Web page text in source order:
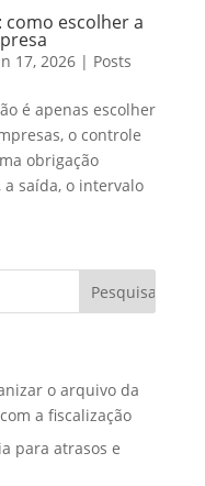
escolher a
17, 2026| Posts
é apenas escolher
o controle
obrigação
saída, o intervalo
o arquivo da
a fiscalização
para atrasos e